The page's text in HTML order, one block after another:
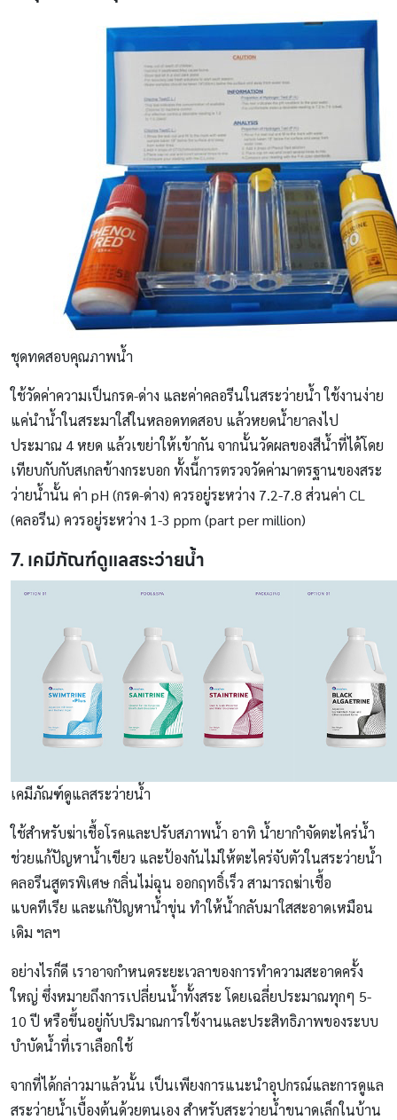
ชุดทดสอบคุณภาพน้ำ
ใช้วัดค่าความเป็นกรด-ด่าง และค่าคลอรีนในสระว่ายน้ำ ใช้งานง่าย
แค่นำน้ำในสระมาใส่ในหลอดทดสอบ แล้วหยดน้ำยาลงไป
ประมาณ 4 หยด แล้วเขย่าให้เข้ากัน จากนั้นวัดผลของสีน้ำที่ได้โดย
เทียบกับกับสเกลข้างกระบอก ทั้งนี้การตรวจวัดค่ามาตรฐานของสระ
ว่ายน้ำนั้น ค่า pH (กรด-ด่าง) ควรอยู่ระหว่าง 7.2-7.8 ส่วนค่า CL
(คลอรีน) ควรอยู่ระหว่าง 1-3 ppm (part per million)
7. เคมีภัณฑ์ดูแลสระว่ายน้ำ
เคมีภัณฑ์ดูแลสระว่ายน้ำ
ใช้สำหรับฆ่าเชื้อโรคและปรับสภาพน้ำ อาทิ น้ำยากำจัดตะไคร่น้ำ
ช่วยแก้ปัญหาน้ำเขียว และป้องกันไม่ให้ตะไคร่จับตัวในสระว่ายน้ำ
คลอรีนสูตรพิเศษ กลิ่นไม่ฉุน ออกฤทธิ์เร็ว สามารถฆ่าเชื้อ
แบคทีเรีย และแก้ปัญหาน้ำขุ่น ทำให้น้ำกลับมาใสสะอาดเหมือน
เดิม ฯลฯ
อย่างไรก็ดี เราอาจกำหนดระยะเวลาของการทำความสะอาดครั้ง
ใหญ่ ซึ่งหมายถึงการเปลี่ยนน้ำทั้งสระ โดยเฉลี่ยประมาณทุกๆ 5-
10 ปี หรือขึ้นอยู่กับปริมาณการใช้งานและประสิทธิภาพของระบบ
บำบัดน้ำที่เราเลือกใช้
จากที่ได้กล่าวมาแล้วนั้น เป็นเพียงการแนะนำอุปกรณ์และการดูแล
สระว่ายน้ำเบื้องต้นด้วยตนเอง สำหรับสระว่ายน้ำขนาดเล็กในบ้าน